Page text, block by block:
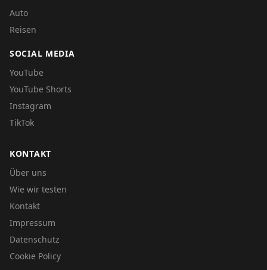
Auto
Reisen
SOCIAL MEDIA
YouTube
YouTube Shorts
Instagram
TikTok
KONTAKT
Über uns
Wie wir testen
Kontakt
Impressum
Datenschutz
Cookie Policy